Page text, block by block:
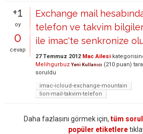
+1
oy
0
cevap
Exchange mail
telefon ve takvim
ile imac'te senkronize
27 Temmuz 2012 Mac Ailesi
Melihgurbuz Yeni Kullanıcı (210 puan)
soruldu
imac-icloud-exchange-mountain
lion-mail-takvim-telefon
Daha fazlasını görmek için, tüm
popüler etiketlere